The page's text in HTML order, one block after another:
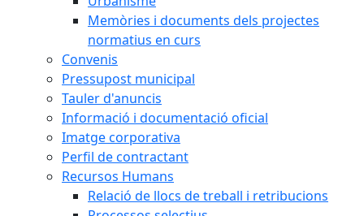
Memòries i documents dels projectes
normatius en curs
Convenis
Pressupost municipal
Tauler d'anuncis
Informació i documentació oficial
Imatge corporativa
Perfil de contractant
Recursos Humans
Relació de llocs de treball i retribucions